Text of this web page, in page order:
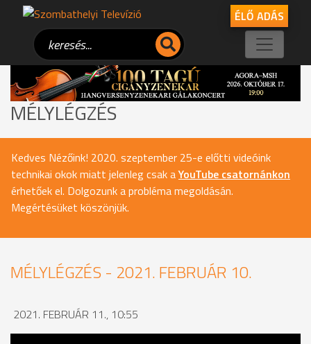
ÉLŐ ADÁS
MÉLYLÉGZÉS
Kedves Nézőink! 2020. szeptember 25-e előtti videóink
technikai okok miatt jelenleg csak aYouTube csatornánkon
érhetőek el. Dolgozunk a probléma megoldásán.
Megértésüket köszönjük.
MÉLYLÉGZÉS - 2021. FEBRUÁR 10.
2021. FEBRUÁR 11., 10:55